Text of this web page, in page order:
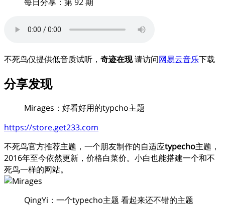
不死鸟仅提供低音质试听， 奇迹在现请访问网易云音乐下载
分享发现
Mirages：好看好用的typcho主题
https://store.get233.com
不死鸟官方推荐主题，一个朋友制作的自适应typecho主题，
2016年至今依然更新，价格白菜价。小白也能搭建一个和不
死鸟一样的网站。
QingYi：一个typecho主题 看起来还不错的主题